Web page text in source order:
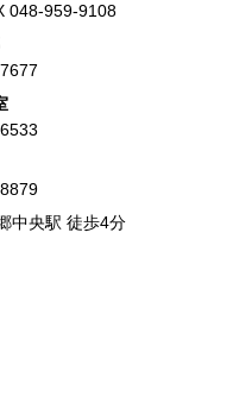
048‐959‐9108
中央駅 徒歩4分